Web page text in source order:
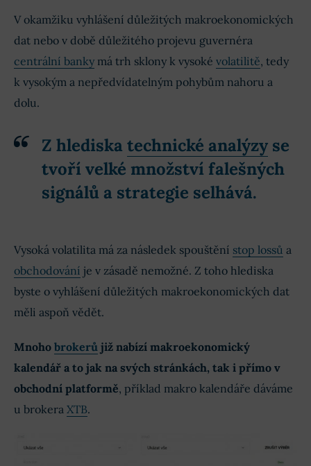
V okamžiku vyhlášení důležitých makroekonomických
dat nebo v době důležitého projevu guvernéra
centrální banky má trh sklony k vysoké volatilitě, tedy
k vysokým a nepředvídatelným pohybům nahoru a
dolu.
Z hlediska technické analýzy se
tvoří velké množství falešných
signálů a strategie selhává.
Vysoká volatilita má za následek spouštění stop lossů a
obchodování je v zásadě nemožné. Z toho hlediska
byste o vyhlášení důležitých makroekonomických dat
měli aspoň vědět.
Mnoho brokerů již nabízí makroekonomický
kalendář a to jak na svých stránkách, tak i přímo v
obchodní platformě, příklad makro kalendáře dáváme
u brokera XTB.